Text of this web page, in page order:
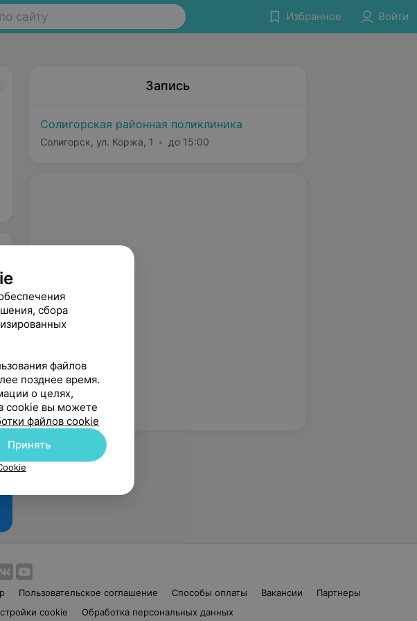
сайту Избранное Войти
Запись
Солигорская районная поликлиника
Солигорск, ул. Коржа, 1 до 15:00
Пользовательское соглашение Способы оплаты Вакансии
Партнеры
cookie Обработка персональных данных
сбора
файлов
позднее время.
о целях,
cookie вы можете
файлов cookie
Принять